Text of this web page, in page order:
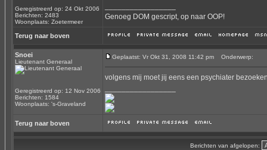
Geregistreerd op: 24 Okt 2006
Berichten: 2483
Woonplaats: Zoetermeer
Genoeg DOM gescript, op naar OOP!
Terug naar boven
Snoei
Lieutenant Generaal
Geregistreerd op: 12 Nov 2006
Berichten: 1584
Woonplaats: 's-Graveland
Geplaatst: Vr Okt 31, 2008 11:42 pm Onderwerp:
volgens mij moet jij eens een psychiater
Terug naar boven
Berichten van afgelopen: